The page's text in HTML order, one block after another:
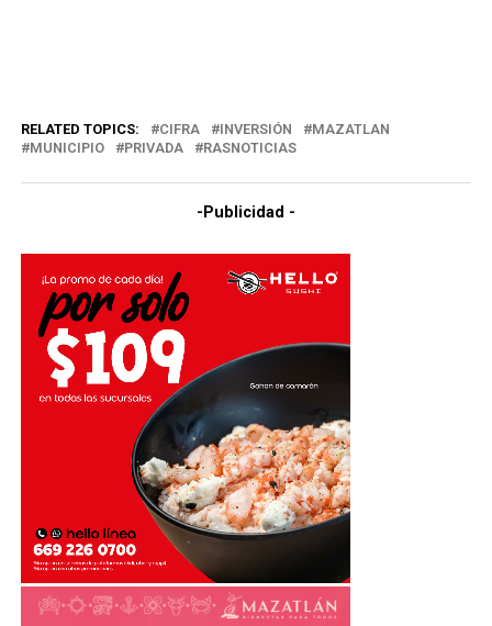
RELATED TOPICS: CIFRA INVERSIÓN
MAZATLAN
MUNICIPIO
PRIVADA RASNOTICIAS
-Publicidad -